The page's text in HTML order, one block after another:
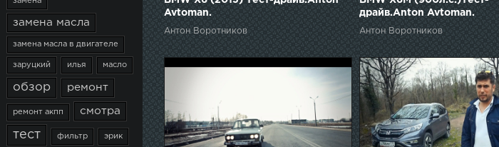
замена масла
замена масла в двигателе
заруцкий илья масло
обзор ремонт
ремонт акпп смотра
тест фильтр эрик
Avtoman.
Антон Воротников
драйв.Anton Avtoman.
Антон Воротников